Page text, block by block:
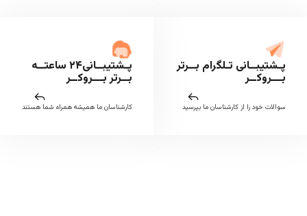
پـشتیبــانی تـلگرام بــرتر
بـــروکــر
سوالات خود را از کارشناسان ما بپرسید
پـشتیبــانی۲۴ ساعتــه
بــرتر بـــروکــر
کارشناسان ما همیشه همراه شما هستند